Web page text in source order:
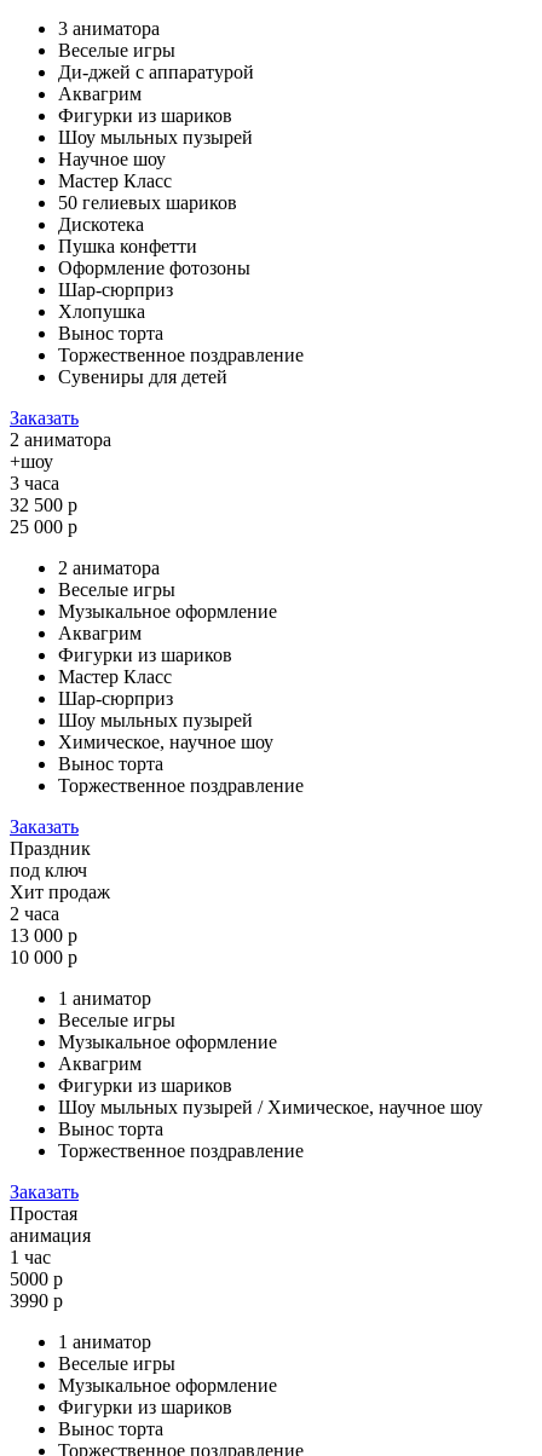
3 аниматора
Веселые игры
Ди-джей с аппаратурой
Аквагрим
Фигурки из шариков
Шоу мыльных пузырей
Научное шоу
Мастер Класс
50 гелиевых шариков
Дискотека
Пушка конфетти
Оформление фотозоны
Шар-сюрприз
Хлопушка
Вынос торта
Торжественное поздравление
Сувениры для детей
Заказать
2 аниматора
+шоу
3 часа
32 500 р
25 000 р
2 аниматора
Веселые игры
Музыкальное оформление
Аквагрим
Фигурки из шариков
Мастер Класс
Шар-сюрприз
Шоу мыльных пузырей
Химическое, научное шоу
Вынос торта
Торжественное поздравление
Заказать
Праздник
под ключ
Хит продаж
2 часа
13 000 р
10 000 р
1 аниматор
Веселые игры
Музыкальное оформление
Аквагрим
Фигурки из шариков
Шоу мыльных пузырей / Химическое, научное шоу
Вынос торта
Торжественное поздравление
Заказать
Простая
анимация
1 час
5000 р
3990 р
1 аниматор
Веселые игры
Музыкальное оформление
Фигурки из шариков
Вынос торта
Торжественное поздравление